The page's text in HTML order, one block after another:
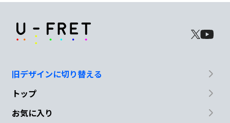
まだ愛され足りない
解いてよ
旧デザインに切り替える
トップ
お気に入り